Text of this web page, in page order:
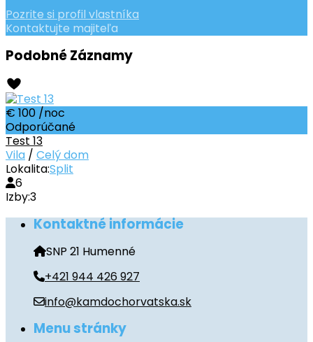
Pozrite si profil vlastníka
Kontaktujte majiteľa
Podobné Záznamy
€ 100 /noc
Odporúčané
Test 13
Vila / Celý dom
Lokalita:Split
6
Izby:3
Kontaktné informácie
SNP 21 Humenné
+421 944 426 927
info@kamdochorvatska.sk
Menu stránky